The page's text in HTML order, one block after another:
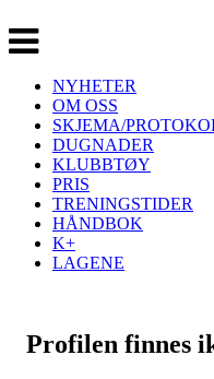
Veksle
navigasjon
NYHETER
OM OSS
SKJEMA/
DUGNADER
KLUBBTØY
PRIS
TRENINGSTIDER
HÅNDBOK
K+
LAGENE
Profilen finnes